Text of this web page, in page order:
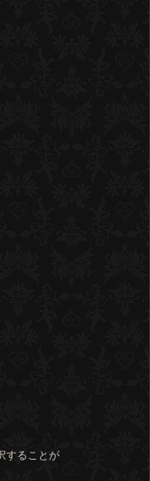
することが